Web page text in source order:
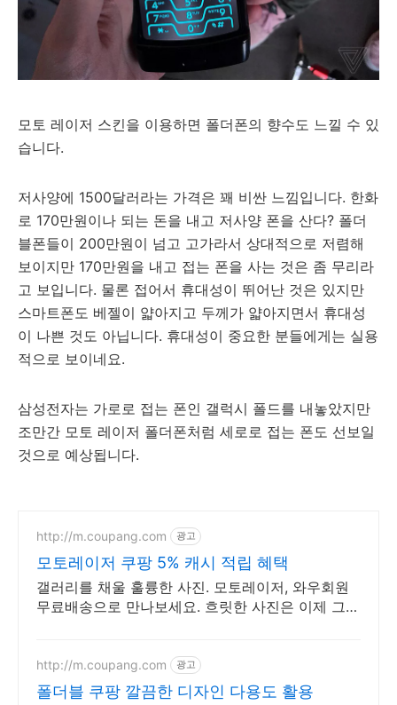
모토 레이저 스킨을 이용하면 폴더폰의 향수도 느낄 수 있
습니다.
저사양에 1500달러라는 가격은 꽤 비싼 느낌입니다. 한화
로 170만원이나 되는 돈을 내고 저사양 폰을 산다? 폴더
블폰들이 200만원이 넘고 고가라서 상대적으로 저렴해
보이지만 170만원을 내고 접는 폰을 사는 것은 좀 무리라
고 보입니다. 물론 접어서 휴대성이 뛰어난 것은 있지만
스마트폰도 베젤이 얇아지고 두께가 얇아지면서 휴대성
이 나쁜 것도 아닙니다. 휴대성이 중요한 분들에게는 실용
적으로 보이네요.
삼성전자는 가로로 접는 폰인 갤럭시 폴드를 내놓았지만
조만간 모토 레이저 폴더폰처럼 세로로 접는 폰도 선보일
것으로 예상됩니다.
http://m.coupang.com 광고
모토레이저 쿠팡 5% 캐시 적립 혜택
갤러리를 채울 훌륭한 사진. 모토레이저, 와우회원
무료배송으로 만나보세요. 흐릿한 사진은 이제 그
http://m.coupang.com 광고
폴더블 쿠팡 깔끔한 디자인 다용도 활용